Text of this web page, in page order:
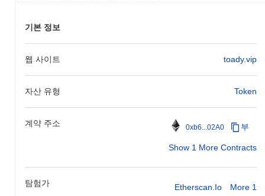
기본 정보
웹 사이트 toady.vip
자산 유형 Token
계약 주소 0xb6...02A0 부
Show 1 More Contracts
탐험가 Etherscan.io More 1
역대 최저가(ATL):
TOADY는 더 넓은 암호화폐 시장과 비교하여 어떤 성
비교하여 TOADY의 가격 움직임에서 일시적인 지연을 나타냅니